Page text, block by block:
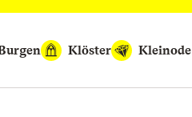
Klöster Kleinode